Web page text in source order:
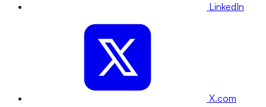
LinkedIn
X.com